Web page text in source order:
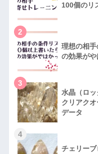
100個のリ
2
理想の相
の効果が
3
水晶（ロ
クリアク
データ
4
チェリー